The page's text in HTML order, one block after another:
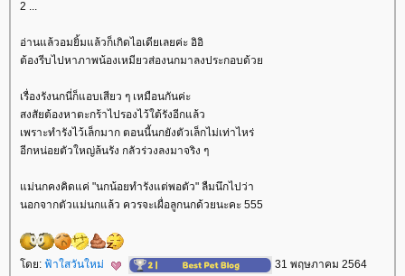
2 ...
อ่านแล้วอมยิ้มแล้วก็เกิดไอเดียเลยค่ะ อิอิ
ต้องรีบไปหาภาพน้องเหมียวส่องนกมาลงประกอบด้ว
เรื่องรังนกนี่ก็แอบเสียว ๆ เหมือนกันค่ะ
สงสัยต้องหาตะกร้าไปรองไว้ใต้รังอีกแล้ว
เพราะทำรังไว้เล็กมาก ตอนนี้นกยังตัวเล็กไม่เท่าไหร่
อีกหน่อยตัวใหญ่ล้นรัง กลัวร่วงลงมาจริง ๆ
ม่นกคงคิดแค่ "นกน้อยทำรังแต่พอตัว" ลืมนึกไปว่า
นอกจากตัวแม่นกแล้ว ควรจะเผื่อลูกนกด้วยนะคะ 555
ดย: ฟ้าใสวันใหม่
31 พฤษภาคม 2564